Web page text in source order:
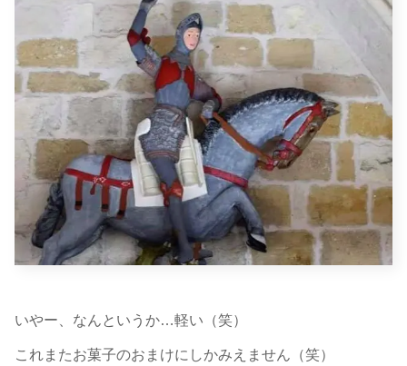
いやー、なんというか…軽い（笑）
これまたお菓子のおまけにしかみえません（笑）